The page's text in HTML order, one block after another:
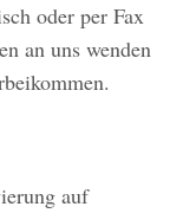
oder per Fax
an uns wenden
auf